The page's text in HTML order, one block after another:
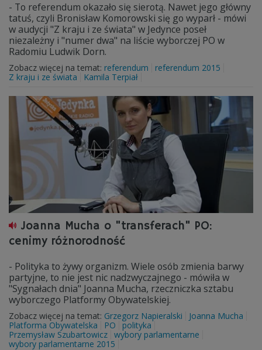
- To referendum okazało się sierotą. Nawet jego główny
tatuś, czyli Bronisław Komorowski się go wyparł - mówi
w audycji "Z kraju i ze świata" w Jedynce poseł
niezależny i "numer dwa" na liście wyborczej PO w
Radomiu Ludwik Dorn.
Zobacz więcej na temat: referendum
referendum 2015
Z kraju i ze świata
Kamila Terpiał
Joanna Mucha o "transferach" PO:
cenimy różnorodność
- Polityka to żywy organizm. Wiele osób zmienia barwy
partyjne, to nie jest nic nadzwyczajnego - mówiła w
"Sygnałach dnia" Joanna Mucha, rzeczniczka sztabu
wyborczego Platformy Obywatelskiej.
Zobacz więcej na temat: Grzegorz Napieralski
Joanna Mucha
Platforma Obywatelska
PO
polityka
Przemysław Szubartowicz wybory parlamentarne
wybory parlamentarne 2015